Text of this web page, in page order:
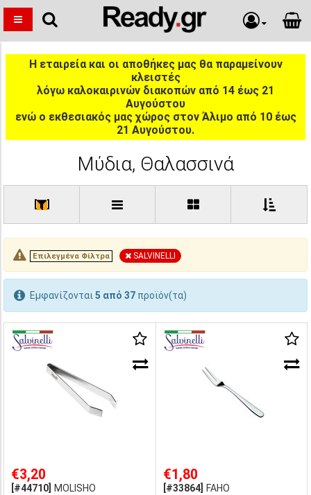
Η εταιρεία και οι αποθήκες μας θα παραμείνουν
κλειστές
λόγω καλοκαιρινών διακοπών από 14 έως 21
Αυγούστου
ενώ ο εκθεσιακός μας χώρος στον Άλιμο από 10 έως
21 Αυγούστου.
Μύδια, Θαλασσινά
[ ]
Επιλεγμένα Φίλτρα SALVINELLI
Εμφανίζονται 5 από 37 προϊόν(τα)
€3,20
[#44710]
MOLISHO
€1,80
[#33864]
FAHO